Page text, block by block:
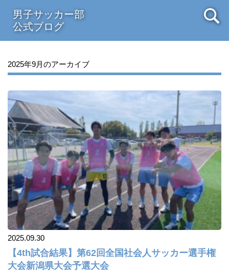
男子サッカー部
公式ブログ
2025年9月のアーカイブ
2025.09.30
【4th試合結果】第62回全国社会人サッカー選手権
大会新潟県大会予選大会